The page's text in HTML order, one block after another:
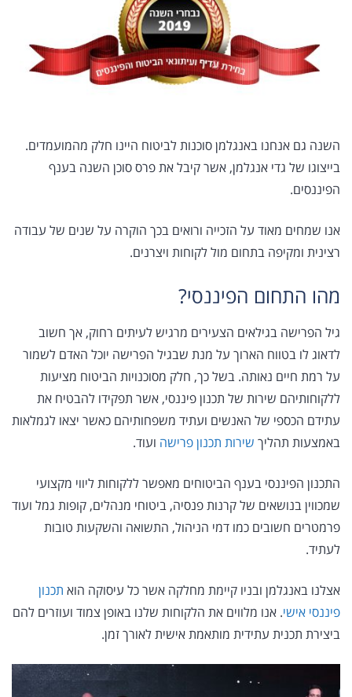
השנה גם אנחנו באנגלמן סוכנות לביטוח היינו חלק מהמועמדים.
בייצוגו של גדי אנגלמן, אשר קיבל את פרס סוכן השנה בענף
הפיננסים.
אנו שמחים מאוד על הזכייה ורואים בכך הוקרה על שנים של עבודה
רצינית ומקיפה בתחום מול לקוחות ויצרנים.
מהו התחום הפיננסי?
גיל הפרישה בגילאים הצעירים מרגיש לעיתים רחוק, אך חשוב
לדאוג לו בטווח הארוך על מנת שבגיל הפרישה יוכל האדם לשמור
על רמת חיים נאותה. בשל כך, חלק מסוכנויות הביטוח מציעות
ללקוחותיהם שירות של תכנון פיננסי, אשר תפקידו להבטיח את
עתידם הכספי של האנשים ועתיד משפחותיהם כאשר יצאו לגמלאות
באמצעות תהליך שירות תכנון פרישה ועוד.
התכנון הפיננסי בענף הביטוחים מאפשר ללקוחות ליווי מקצועי
שמכווין בנושאים של קרנות פנסיה, ביטוחי מנהלים, קופות גמל ועוד
פרמטרים חשובים כמו דמי הניהול, התשואה והשקעות טובות
לעתיד.
אצלנו באנגלמן ובניו קיימת מחלקה אשר כל עיסוקה הוא תכנון
פיננסי אישי. אנו מלווים את הלקוחות שלנו באופן צמוד ועוזרים להם
ביצירת תכנית עתידית מותאמת אישית לאורך זמן.